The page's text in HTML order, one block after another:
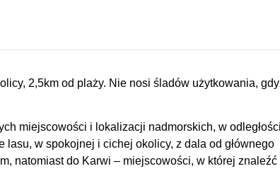
2,5km od plaży. Nie nosi śladów użytkowania,
miejscowości i lokalizacji nadmorskich, w
w spokojnej i cichej okolicy, z dala od głównego
natomiast do Karwi – miejscowości, w której znaleźć